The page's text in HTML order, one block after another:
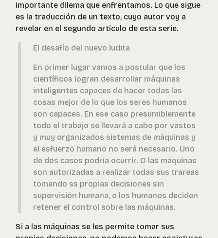
importante dilema que enfrentamos. Lo que sigue
es la traducción de un texto, cuyo autor voy a
revelar en el segundo artículo de esta serie.
El desafío del nuevo ludita
En primer lugar vamos a postular que los
científicos logran desarrollar máquinas
inteligentes capaces de hacer todas las
cosas mejor de lo que los seres humanos
son capaces. En ese caso presumiblemente
todo el trabajo se llevará a cabo por vastos
y muy organizados sistemas de máquinas y
el esfuerzo humano no será necesario. Uno
de dos casos podría ocurrir. O las máquinas
son autorizadas a realizar todas sus trareas
tomando ss propias decisiones sin
supervisión humana, o los humanos deciden
retener el control sobre las máquinas.
Si a las máquinas se les permite tomar sus